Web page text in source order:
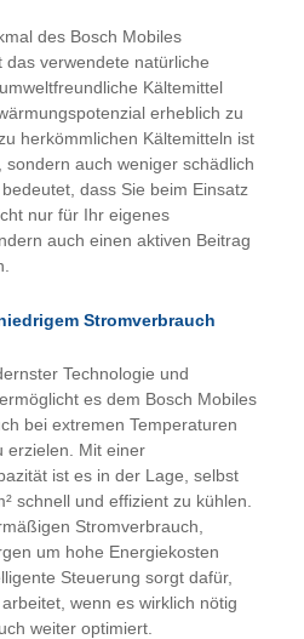
des Bosch Mobiles
das verwendete natürliche
Kältemittel
erheblich zu
herkömmlichen Kältemitteln ist
sondern auch weniger schädlich
dass Sie beim Einsatz
nur für Ihr eigenes
auch einen aktiven Beitrag
Stromverbrauch
Technologie und
es dem Bosch Mobiles
bei extremen Temperaturen
erzielen. Mit einer
ist es in der Lage, selbst
schnell und effizient zu kühlen.
Stromverbrauch,
um hohe Energiekosten
Steuerung sorgt dafür,
wenn es wirklich nötig
weiter optimiert.